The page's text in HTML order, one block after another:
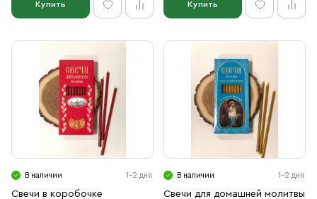
Купить Купить
В наличии 1-2 дня
Свечи в коробочке
В наличии 1-2 дня
Свечи для домашней молитвы